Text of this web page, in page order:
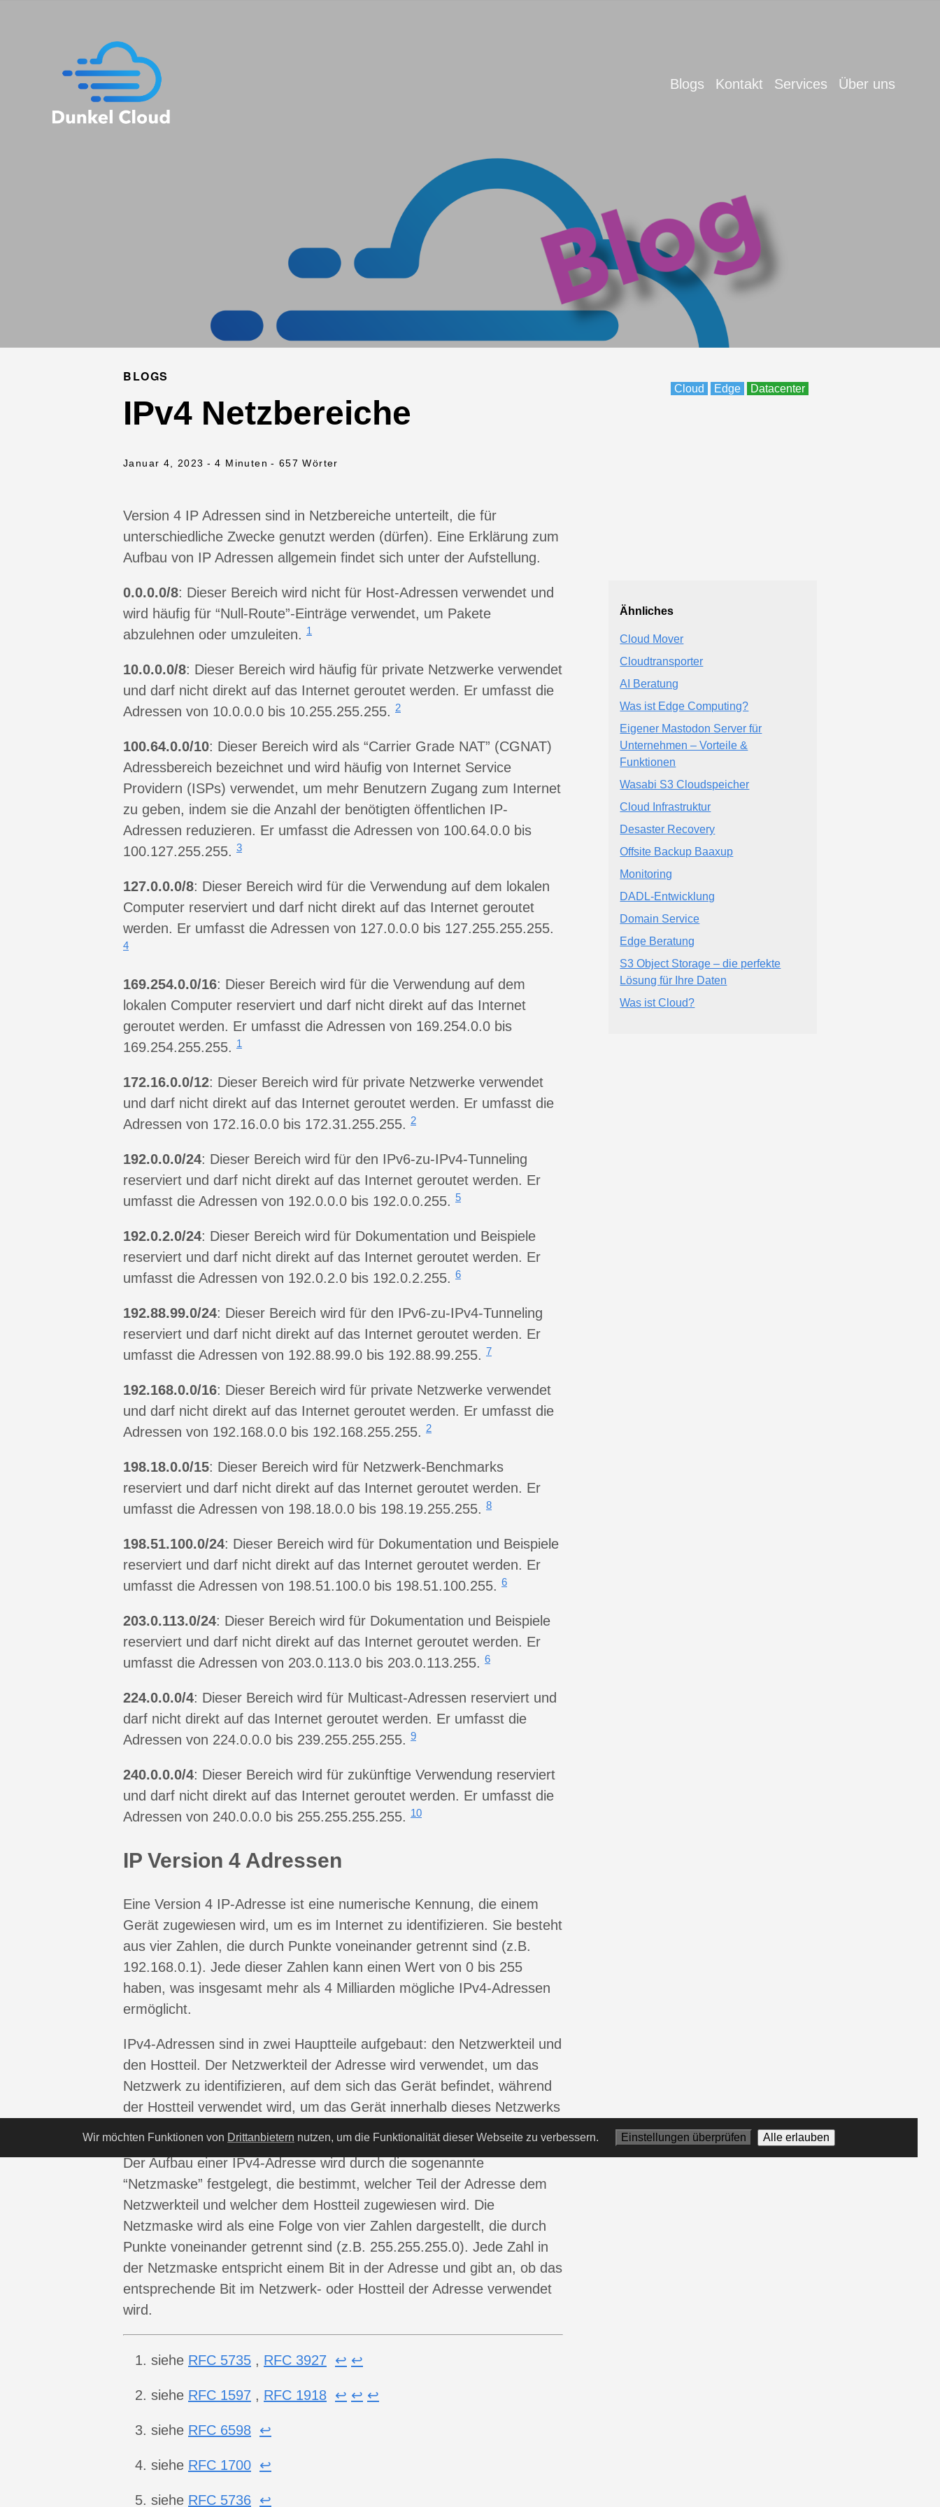
Wir möchten Funktionen von Drittanbietern nutzen, um die Funktionalität dieser Webseite zu verbessern. Einstellungen überprüfen Alle erlauben
Blogs Kontakt Services Über uns
BLOGS
Cloud Edge Datacenter
IPv4 Netzbereiche
Januar 4, 2023 - 4 Minuten - 657 Wörter
Version 4 IP Adressen sind in Netzbereiche unterteilt, die für
unterschiedliche Zwecke genutzt werden (dürfen). Eine Erklärung zum
Aufbau von IP Adressen allgemein findet sich unter der Aufstellung.
0.0.0.0/8: Dieser Bereich wird nicht für Host-Adressen verwendet und
wird häufig für “Null-Route”-Einträge verwendet, um Pakete
abzulehnen oder umzuleiten. 1
10.0.0.0/8: Dieser Bereich wird häufig für private Netzwerke verwendet
und darf nicht direkt auf das Internet geroutet werden. Er umfasst die
Adressen von 10.0.0.0 bis 10.255.255.255. 2
100.64.0.0/10: Dieser Bereich wird als “Carrier Grade NAT” (CGNAT)
Adressbereich bezeichnet und wird häufig von Internet Service
Providern (ISPs) verwendet, um mehr Benutzern Zugang zum Internet
zu geben, indem sie die Anzahl der benötigten öffentlichen IP-
Adressen reduzieren. Er umfasst die Adressen von 100.64.0.0 bis
100.127.255.255. 3
127.0.0.0/8: Dieser Bereich wird für die Verwendung auf dem lokalen
Computer reserviert und darf nicht direkt auf das Internet geroutet
werden. Er umfasst die Adressen von 127.0.0.0 bis 127.255.255.255.
4
169.254.0.0/16: Dieser Bereich wird für die Verwendung auf dem
lokalen Computer reserviert und darf nicht direkt auf das Internet
geroutet werden. Er umfasst die Adressen von 169.254.0.0 bis
169.254.255.255. 1
172.16.0.0/12: Dieser Bereich wird für private Netzwerke verwendet
und darf nicht direkt auf das Internet geroutet werden. Er umfasst die
Adressen von 172.16.0.0 bis 172.31.255.255. 2
192.0.0.0/24: Dieser Bereich wird für den IPv6-zu-IPv4-Tunneling
reserviert und darf nicht direkt auf das Internet geroutet werden. Er
umfasst die Adressen von 192.0.0.0 bis 192.0.0.255. 5
192.0.2.0/24: Dieser Bereich wird für Dokumentation und Beispiele
reserviert und darf nicht direkt auf das Internet geroutet werden. Er
umfasst die Adressen von 192.0.2.0 bis 192.0.2.255. 6
192.88.99.0/24: Dieser Bereich wird für den IPv6-zu-IPv4-Tunneling
reserviert und darf nicht direkt auf das Internet geroutet werden. Er
umfasst die Adressen von 192.88.99.0 bis 192.88.99.255. 7
192.168.0.0/16: Dieser Bereich wird für private Netzwerke verwendet
und darf nicht direkt auf das Internet geroutet werden. Er umfasst die
Adressen von 192.168.0.0 bis 192.168.255.255. 2
198.18.0.0/15: Dieser Bereich wird für Netzwerk-Benchmarks
reserviert und darf nicht direkt auf das Internet geroutet werden. Er
umfasst die Adressen von 198.18.0.0 bis 198.19.255.255. 8
198.51.100.0/24: Dieser Bereich wird für Dokumentation und Beispiele
reserviert und darf nicht direkt auf das Internet geroutet werden. Er
umfasst die Adressen von 198.51.100.0 bis 198.51.100.255. 6
203.0.113.0/24: Dieser Bereich wird für Dokumentation und Beispiele
reserviert und darf nicht direkt auf das Internet geroutet werden. Er
umfasst die Adressen von 203.0.113.0 bis 203.0.113.255. 6
224.0.0.0/4: Dieser Bereich wird für Multicast-Adressen reserviert und
darf nicht direkt auf das Internet geroutet werden. Er umfasst die
Adressen von 224.0.0.0 bis 239.255.255.255. 9
240.0.0.0/4: Dieser Bereich wird für zukünftige Verwendung reserviert
und darf nicht direkt auf das Internet geroutet werden. Er umfasst die
Adressen von 240.0.0.0 bis 255.255.255.255. 10
IP Version 4 Adressen
Eine Version 4 IP-Adresse ist eine numerische Kennung, die einem
Gerät zugewiesen wird, um es im Internet zu identifizieren. Sie besteht
aus vier Zahlen, die durch Punkte voneinander getrennt sind (z.B.
192.168.0.1). Jede dieser Zahlen kann einen Wert von 0 bis 255
haben, was insgesamt mehr als 4 Milliarden mögliche IPv4-Adressen
ermöglicht.
IPv4-Adressen sind in zwei Hauptteile aufgebaut: den Netzwerkteil und
den Hostteil. Der Netzwerkteil der Adresse wird verwendet, um das
Netzwerk zu identifizieren, auf dem sich das Gerät befindet, während
der Hostteil verwendet wird, um das Gerät innerhalb dieses Netzwerks
Der Aufbau einer IPv4-Adresse wird durch die sogenannte
“Netzmaske” festgelegt, die bestimmt, welcher Teil der Adresse dem
Netzwerkteil und welcher dem Hostteil zugewiesen wird. Die
Netzmaske wird als eine Folge von vier Zahlen dargestellt, die durch
Punkte voneinander getrennt sind (z.B. 255.255.255.0). Jede Zahl in
der Netzmaske entspricht einem Bit in der Adresse und gibt an, ob das
entsprechende Bit im Netzwerk- oder Hostteil der Adresse verwendet
wird.
siehe RFC 5735 , RFC 3927 ↩︎ ↩︎
siehe RFC 1597 , RFC 1918 ↩︎ ↩︎ ↩︎
siehe RFC 6598 ↩︎
siehe RFC 1700 ↩︎
siehe RFC 5736 ↩︎
Ähnliches
Cloud Mover
Cloudtransporter
AI Beratung
Was ist Edge Computing?
Eigener Mastodon Server für
Unternehmen – Vorteile &
Funktionen
Wasabi S3 Cloudspeicher
Cloud Infrastruktur
Desaster Recovery
Offsite Backup Baaxup
Monitoring
DADL-Entwicklung
Domain Service
Edge Beratung
S3 Object Storage – die perfekte
Lösung für Ihre Daten
Was ist Cloud?